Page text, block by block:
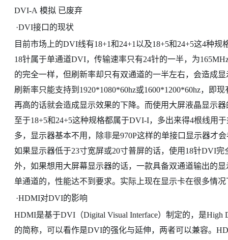
DVI-A 模拟 已废弃
·DVI接口的现状
目前市场上的DVI线有18+1和24+1以及18+5和24+5这4种规
18针属于单通道DVI，传输速率只有24针的一半，为
的完全一样，但刷新率却只有双通道的一半左右，会造成
刷新率只能支持到1920*1080*60hz或1600*1200*60hz，即
再高的话就会造成显示效果的下降。而使用大屏液晶显示
至于18+5和24+5这种规格都属于DVI-I，多出来得4根线用
多，显示器基本不用，除非是970P这样的单接口显示器才
如果显示器低于23寸宽屏或20寸普屏的话，使用18针DVI
外，如果想用大屏幕显示器的话，一款具备双通道输出的
单通道的，性能达不到要求。实际上现在显示卡在很多情
·HDMI对DVI的影响
HDMI是基于DVI（Digital Visual Interface）制定的，是High
的简称，可以看作是DVI的强化与延伸，两者可以兼容。